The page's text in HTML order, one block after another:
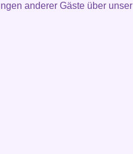
anderer Gäste über unser